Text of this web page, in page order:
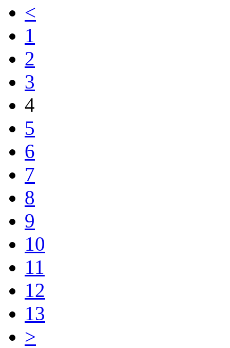
<
1
2
3
4
5
6
7
8
9
10
11
12
13
>